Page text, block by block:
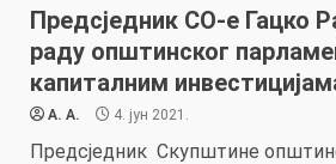
Предсједник СО-е Гацко
раду општинског
капиталним
A. A. 4. јун 2021.
Предсједник Скупштине